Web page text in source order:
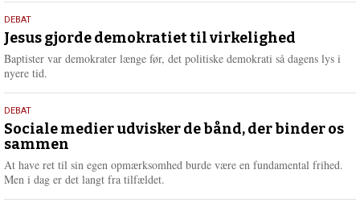
e
e
18.
maj
2026
DEBAT
Jesus gjorde demokratiet til virkelighed
Baptister var demokrater længe før, det politiske demokrati så dagens lys i
nyere tid.
18.
maj
2026
DEBAT
Sociale medier udvisker de bånd, der binder os
sammen
At have ret til sin egen opmærksomhed burde være en fundamental frihed.
Men i dag er det langt fra tilfældet.